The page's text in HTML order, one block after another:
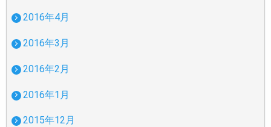
2016年4月
2016年3月
2016年2月
2016年1月
2015年12月